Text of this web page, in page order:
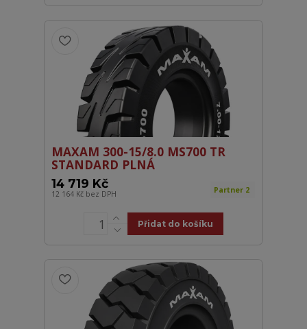
MAXAM 300-15/8.0 MS700 TR
STANDARD PLNÁ
14 719 Kč
12 164 Kč bez DPH Partner 2
Přidat do košíku